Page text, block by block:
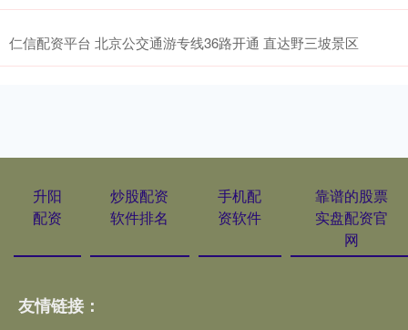
仁信配资平台 北京公交通游专线36路开通 直达野三坡景区
升阳
配资
炒股配资
软件排名
手机配
资软件
靠谱的股票
实盘配资官
网
友情链接：